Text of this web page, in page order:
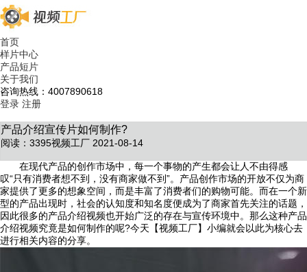
首页
样片中心
产品短片
关于我们
咨询热线：4007890618
登录 注册
产品介绍宣传片如何制作?
阅读：3395视频工厂 2021-08-14
在现代产品的创作市场中，每一个事物的产生都会让人不由得感
叹“只有消费者想不到，没有商家做不到”。产品创作市场的开放不仅为商
家提供了更多的想象空间，而是丰富了消费者们的购物可能。而在一个新
型的产品出现时，社会的认知度和知名度便成为了商家首先关注的话题，
因此很多的产品介绍视频也开始广泛的存在与宣传环境中。那么这种产品
介绍视频究竟是如何制作的呢?今天【视频工厂】小编就会以此为核心去
进行相关内容的分享。